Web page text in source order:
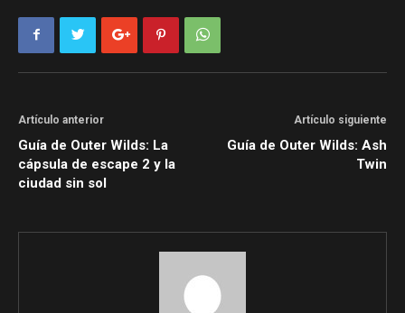
Artículo anterior
Guía de Outer Wilds: La
cápsula de escape 2 y la
ciudad sin sol
Artículo siguiente
Guía de Outer Wilds: Ash
Twin